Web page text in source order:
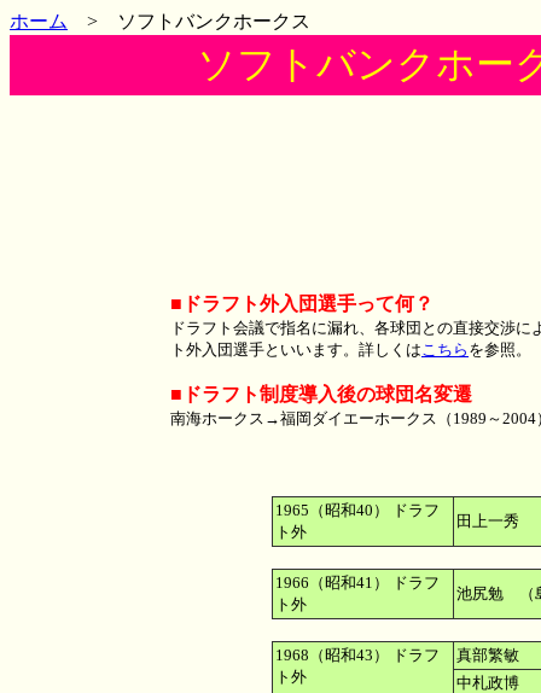
ホーム > ソフトバンクホークス
ソフトバンクホー
■ドラフト外入団選手って何？
ドラフト会議で指名に漏れ、各球団との直接交渉
ト外入団選手といいます。詳しくはこちら を参照。
■ドラフト制度導入後の球団名変遷
南海ホークス→福岡ダイエーホークス（1989～
1965（昭和40） ドラフ
ト外
田上一秀
1966（昭和41） ドラフ
ト外
池尻勉 （
1968（昭和43） ドラフ
ト外
真部繁敏
中札政博